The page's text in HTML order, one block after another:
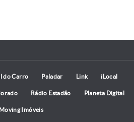
do Carro Paladar Link iLocal
Rádio Estadão Planeta Digital
Moving Imóveis